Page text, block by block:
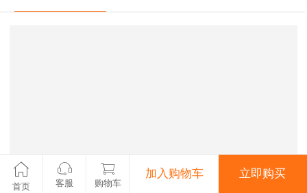
首页 客服 购物车
加入购物车 立即购买